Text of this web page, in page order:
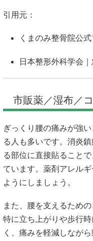
引用元：
くまのみ整骨院公
日本整形外科学会
市販薬／湿布／
ぎっくり腰の痛みが強
る人も多いです。消炎
る部位に直接貼ること
ています。薬剤アレル
ようにしましょう。
また、腰を支えるため
特に立ち上がりや歩行
く、痛みを軽減しなが